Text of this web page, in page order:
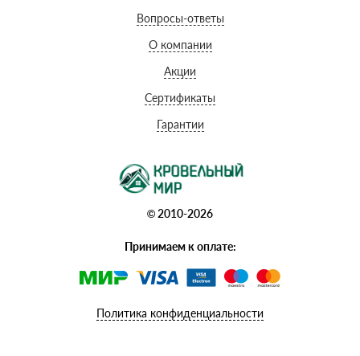
Вопросы-ответы
О компании
Акции
Сертификаты
Гарантии
© 2010-2026
Принимаем к оплате:
Политика конфиденциальности